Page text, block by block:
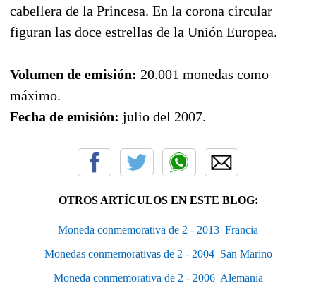
cabellera de la Princesa. En la corona circular
figuran las doce estrellas de la Unión Europea.
Volumen de emisión: 20.001 monedas como
máximo.
Fecha de emisión: julio del 2007.
OTROS ARTÍCULOS EN ESTE BLOG:
Moneda conmemorativa de 2 - 2013  Francia
Monedas conmemorativas de 2 - 2004  San Marino
Moneda conmemorativa de 2 - 2006  Alemania